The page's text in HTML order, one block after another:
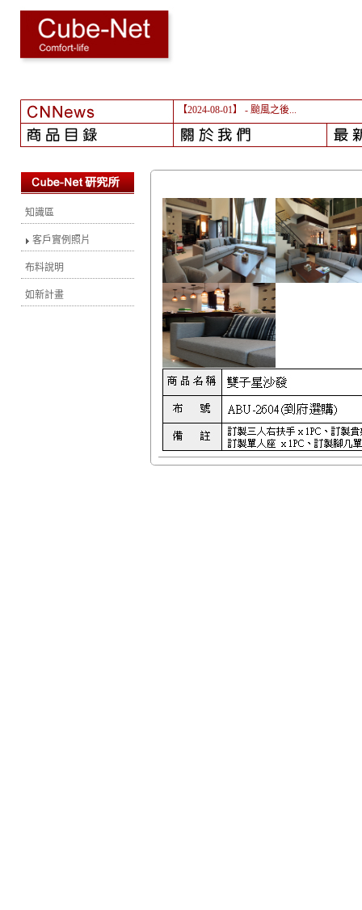
【2024-08-01】 - 颱風之後...
知識區
客戶實例照片
布料說明
如新計畫